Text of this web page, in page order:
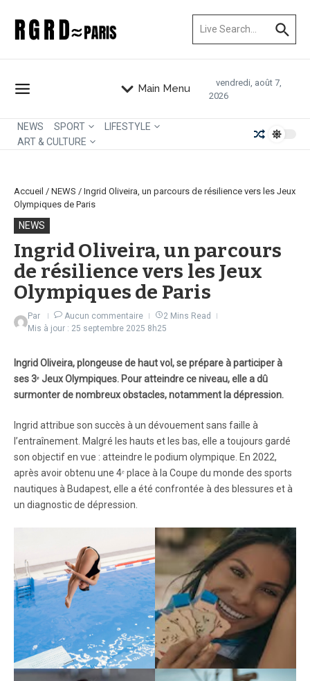
Main Menu
vendredi, août 7,
2026
NEWS SPORT
LIFESTYLE
ART & CULTURE
Accueil / NEWS / Ingrid Oliveira, un parcours de résilience vers les Jeux
Olympiques de Paris
NEWS
Ingrid Oliveira, un parcours
de résilience vers les Jeux
Olympiques de Paris
Par Aucun commentaire
2 Mins Read
Mis à jour : 25 septembre 2025 8h25
Ingrid Oliveira, plongeuse de haut vol, se prépare à participer à
ses 3ᵉ Jeux Olympiques. Pour atteindre ce niveau, elle a dû
surmonter de nombreux obstacles, notamment la dépression.
Ingrid attribue son succès à un dévouement sans faille à
l’entraînement. Malgré les hauts et les bas, elle a toujours gardé
son objectif en vue : atteindre le podium olympique. En 2022,
après avoir obtenu une 4ᵉ place à la Coupe du monde des sports
nautiques à Budapest, elle a été confrontée à des blessures et à
un diagnostic de dépression.